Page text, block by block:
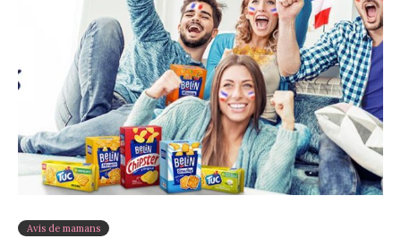
Avis de mamans